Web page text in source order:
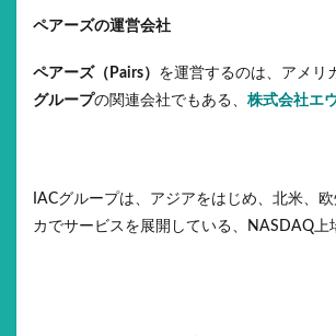
ペアーズの運営会社
ペアーズ（Pairs） を運営するのは、アメリ
グループの関連会社でもある、 株式会社エ
IACグループは、アジアをはじめ、北米、
カでサービスを展開している、NASDAQ上